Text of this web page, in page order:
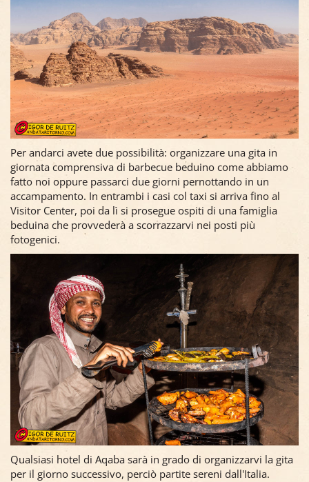
Per andarci avete due possibilità: organizzare una gita in
giornata comprensiva di barbecue beduino come abbiamo
fatto noi oppure passarci due giorni pernottando in un
accampamento. In entrambi i casi col taxi si arriva fino al
Visitor Center, poi da lì si prosegue ospiti di una famiglia
beduina che provvederà a scorrazzarvi nei posti più
fotogenici.
Qualsiasi hotel di Aqaba sarà in grado di organizzarvi la gita
per il giorno successivo, perciò partite sereni dall'Italia.